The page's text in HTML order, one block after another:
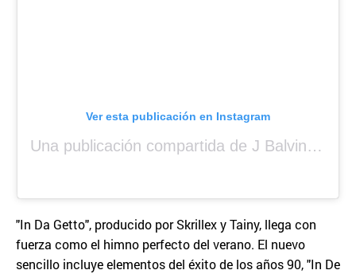
Ver esta publicación en Instagram
Una publicación compartida de J Balvin (@jbalvin)
"In Da Getto", producido por Skrillex y Tainy, llega con
fuerza como el himno perfecto del verano. El nuevo
sencillo incluye elementos del éxito de los años 90, "In De